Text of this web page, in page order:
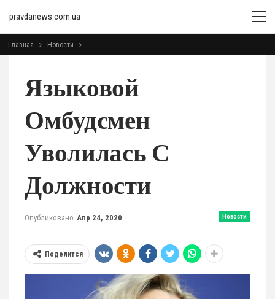
pravdanews.com.ua
Главная Новости
Языковой
Омбудсмен
Уволилась С
Должности
Новости
Опубликовано Апр 24, 2020
Поделится